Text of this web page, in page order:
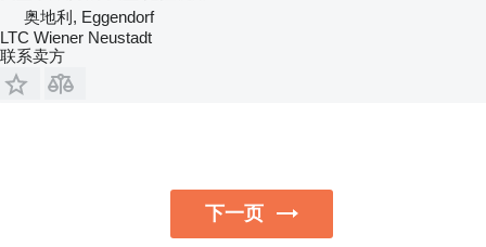
奥地利, Eggendorf
LTC Wiener Neustadt
联系卖方
下一页